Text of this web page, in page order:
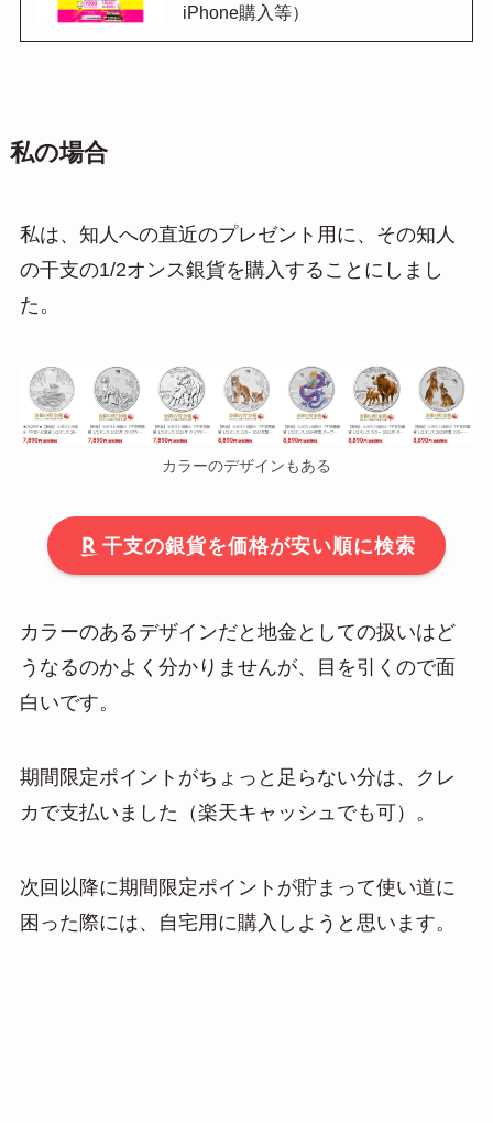
iPhone購入等）
私の場合
私は、知人への直近のプレゼント用に、その知人
の干支の1/2オンス銀貨を購入することにしまし
た。
カラーのデザインもある
干支の銀貨を価格が安い順に検索
カラーのあるデザインだと地金としての扱いはど
うなるのかよく分かりませんが、目を引くので面
白いです。
期間限定ポイントがちょっと足らない分は、クレ
カで支払いました（楽天キャッシュでも可）。
次回以降に期間限定ポイントが貯まって使い道に
困った際には、自宅用に購入しようと思います。